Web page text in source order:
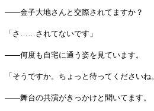
――金子大地さんと交際されてますか？
「さ……されてないです」
――何度も自宅に通う姿を見ています。
「そうですか。ちょっと待ってくださいね
――舞台の共演がきっかけと聞いてます。